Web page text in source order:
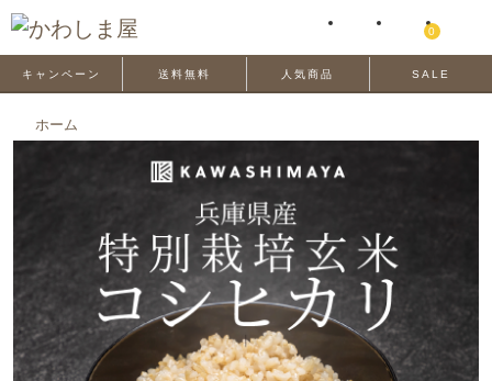
0
キャンペーン 送料無料 人気商品 SALE
ホーム